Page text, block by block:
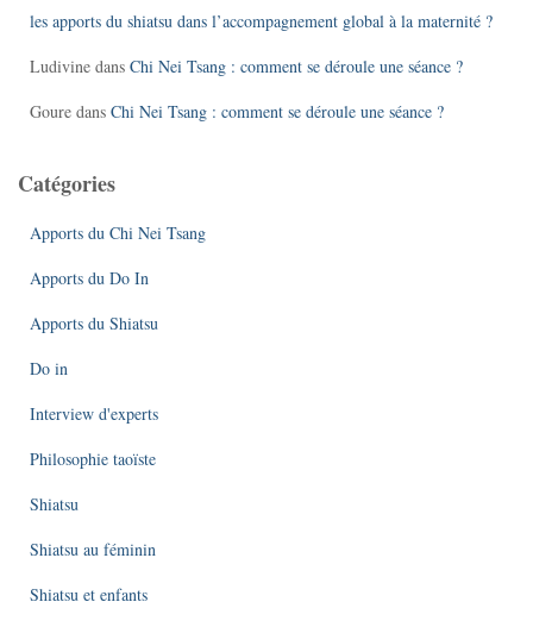
les apports du shiatsu dans l’accompagnement global à la maternité ?
Ludivine dans Chi Nei Tsang : comment se déroule une séance ?
Goure dans Chi Nei Tsang : comment se déroule une séance ?
Catégories
Apports du Chi Nei Tsang
Apports du Do In
Apports du Shiatsu
Do in
Interview d'experts
Philosophie taoïste
Shiatsu
Shiatsu au féminin
Shiatsu et enfants